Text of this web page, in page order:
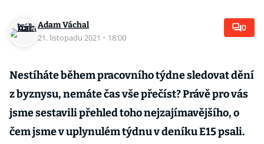
Adam Váchal
21. listopadu 2021 · 18:00
0
Nestíháte během pracovního týdne sledovat dění
z byznysu, nemáte čas vše přečíst? Právě pro vás
jsme sestavili přehled toho nejzajímavějšího, o
čem jsme v uplynulém týdnu v deníku E15 psali.